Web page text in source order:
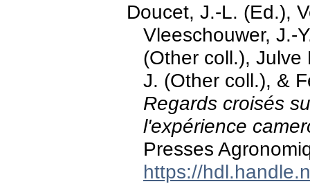
Doucet, J.-L. (Ed.),
Vleeschouwer, J.-
(Other coll.),
J. (Other coll.), &
Regards croisés
l'expérience
Presses
https://